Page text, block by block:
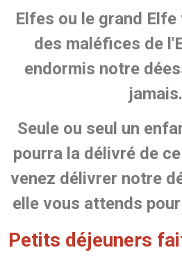
Elfes ou le grand
des maléfices de
endormis notre
jamais.
Seule ou seul un
pourra la délivré de
venez délivrer notre
elle vous attends
Petits déjeuners